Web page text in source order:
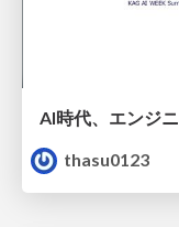
thasu0123